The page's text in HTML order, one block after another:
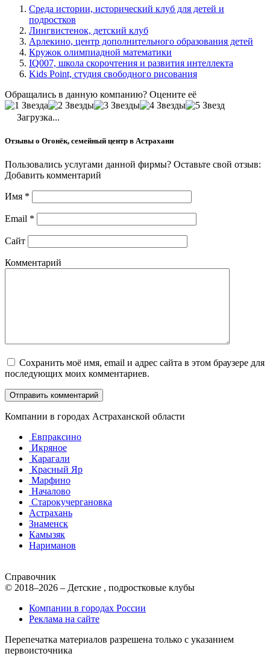
Среда истории, исторический клуб для детей и
подростков
Лингвистенок, детский клуб
Арлекино, центр дополнительного образования детей
Кружок олимпиадной математики
IQ007, школа скорочтения и развития интеллекта
Kids Point, студия свободного рисования
Обращались в данную компанию? Оцените её
Загрузка...
Отзывы о Огонёк, семейный центр в Астрахани
Пользовались услугами данной фирмы? Оставьте свой отзыв:
Добавить комментарий
Имя *
Email *
Сайт
Комментарий
Сохранить моё имя, email и адрес сайта в этом браузере для
последующих моих комментариев.
Компании в городах Астраханской области
Евпраксино
Икряное
Карагали
Красный Яр
Марфино
Началово
Старокучергановка
Астрахань
Знаменск
Камызяк
Нариманов
Справочник
© 2018–2026 – Детские , подростковые клубы
Компании в городах России
Реклама на сайте
Перепечатка материалов разрешена только с указанием
первоисточника